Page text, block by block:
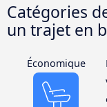
Catégories
un trajet en
Économique